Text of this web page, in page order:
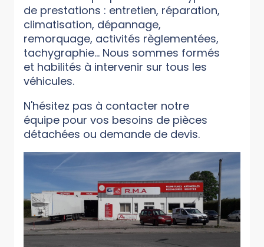
de prestations : entretien, réparation,
climatisation, dépannage,
remorquage, activités règlementées,
tachygraphie... Nous sommes formés
et habilités à intervenir sur tous les
véhicules.
N'hésitez pas à contacter notre
équipe pour vos besoins de pièces
détachées ou demande de devis.